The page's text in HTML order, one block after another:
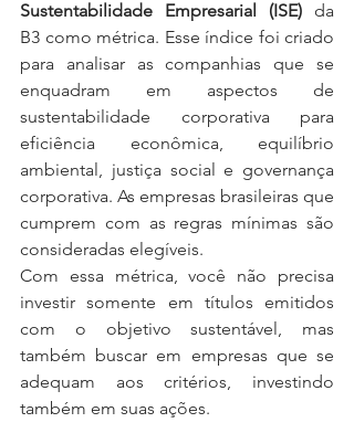
Sustentabilidade Empresarial (ISE) da
B3 como métrica. Esse índice foi criado
para analisar as companhias que se
enquadram em aspectos de
sustentabilidade corporativa para
eficiência econômica, equilíbrio
ambiental, justiça social e governança
corporativa. As empresas brasileiras que
cumprem com as regras mínimas são
consideradas elegíveis.
Com essa métrica, você não precisa
investir somente em títulos emitidos
com o objetivo sustentável, mas
também buscar em empresas que se
adequam aos critérios, investindo
também em suas ações.